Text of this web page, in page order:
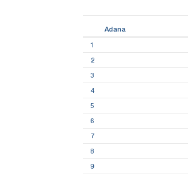
Adana
1
2
3
4
5
6
7
8
9